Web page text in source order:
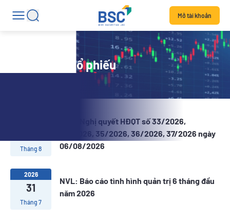
Mở tài khoản
Tin tức mã cổ phiếu
Tháng 8
NVL: Nghị quyết HĐQT số 33/2026,
34/2026, 35/2026, 36/2026, 37/2026 ngày
06/08/2026
2026
31
Tháng 7
NVL: Báo cáo tình hình quản trị 6 tháng đầu
năm 2026